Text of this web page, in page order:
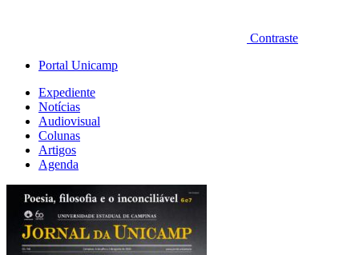
Contraste
Portal Unicamp
Expediente
Notícias
Audiovisual
Colunas
Artigos
Agenda